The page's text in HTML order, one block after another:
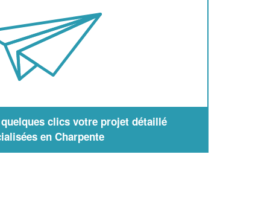
clics votre projet détaillé
en Charpente